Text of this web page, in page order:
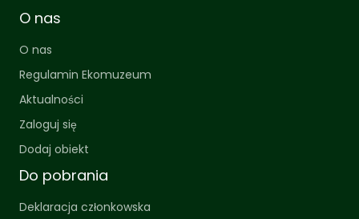
O nas
O nas
Regulamin Ekomuzeum
Aktualności
Zaloguj się
Dodaj obiekt
Do pobrania
Deklaracja członkowska